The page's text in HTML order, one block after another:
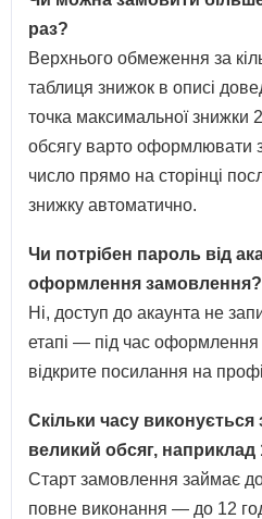
раз?
Верхнього обмеження за
таблиця знижок в описі
точка максимальної знижки
обсягу варто оформлювати
число прямо на сторінці
знижку автоматично.
Чи потрібен пароль від
оформлення замовлення?
Ні, доступ до акаунта не
етапі — під час оформлення
відкрите посилання на
Скільки часу
великий обсяг, наприклад
Старт замовлення займає
повне виконання — до 12